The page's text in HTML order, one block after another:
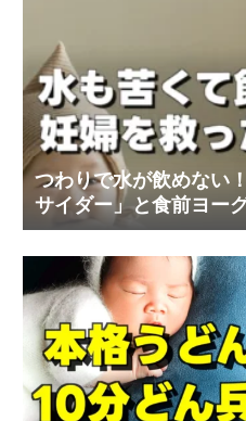
つわりで水が飲めない
サイダー」と食前ヨー
記⑨